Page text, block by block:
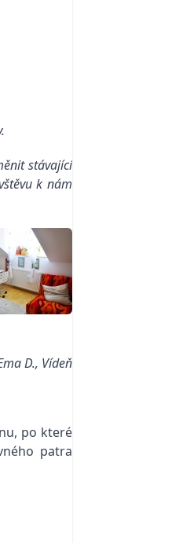
stávající
k nám
D., Vídeň
po které
patra